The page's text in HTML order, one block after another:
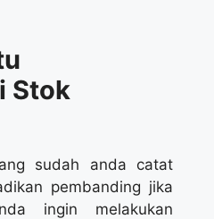
Stok
sudah anda catat
pembanding jika
ingin melakukan